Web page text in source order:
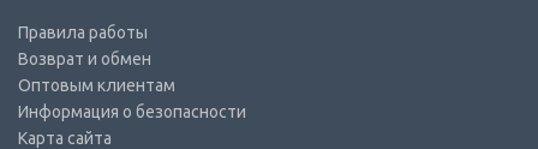
Правила работы
Возврат и обмен
Оптовым клиентам
Информация о безопасности
Карта сайта